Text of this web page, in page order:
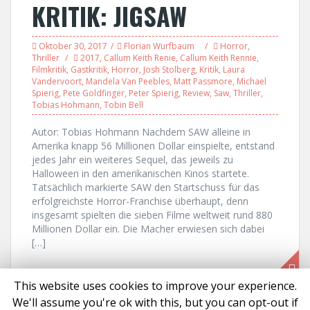
KRITIK: JIGSAW
Oktober 30, 2017 Florian Wurfbaum Horror,
Thriller
2017, Callum Keith Renie, Callum Keith Rennie,
Filmkritik, Gastkritik, Horror, Josh Stolberg, Kritik, Laura
Vandervoort, Mandela Van Peebles, Matt Passmore, Michael
Spierig, Pete Goldfinger, Peter Spierig, Review, Saw, Thriller,
Tobias Hohmann, Tobin Bell
Autor: Tobias Hohmann Nachdem SAW alleine in
Amerika knapp 56 Millionen Dollar einspielte, entstand
jedes Jahr ein weiteres Sequel, das jeweils zu
Halloween in den amerikanischen Kinos startete.
Tatsächlich markierte SAW den Startschuss für das
erfolgreichste Horror-Franchise überhaupt, denn
insgesamt spielten die sieben Filme weltweit rund 880
Millionen Dollar ein. Die Macher erwiesen sich dabei
[…]
This website uses cookies to improve your experience.
We'll assume you're ok with this, but you can opt-out if